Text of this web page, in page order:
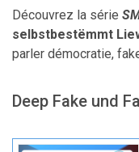
Découvrez la série
selbstbestëmmt
parler démocratie,
Deep Fake und